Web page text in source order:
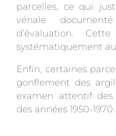
parcelles, ce qui
vénale
d’évaluation.
systématiquement
Enfin, certaines
gonflement des
examen attentif
des années 1950-1970.